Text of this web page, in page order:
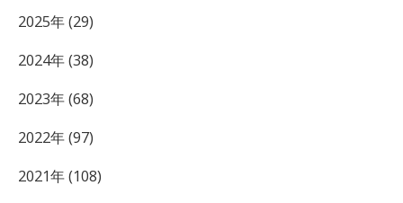
2025年 (29)
2024年 (38)
2023年 (68)
2022年 (97)
2021年 (108)